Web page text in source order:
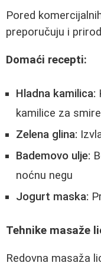
Pored
preporučuju i
Domaći recepti:
Hladna kamilica:
kamilice za
Zelena glina:
Bademovo ulje:
noćnu negu
Jogurt maska:
Tehnike masaže
Redovna masaža